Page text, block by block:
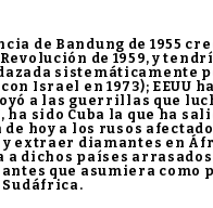
de Bandung de 1955
de 1959, y
sistemáticamente
Israel en 1973); EEUU
a las guerrillas que
ha sido Cuba la que ha
de hoy a los rusos
extraer diamantes en
a dichos países
que asumiera
Sudáfrica.